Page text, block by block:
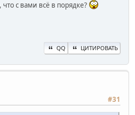
с вами всё в порядке?
QQ ЦИТИРОВАТЬ
#31